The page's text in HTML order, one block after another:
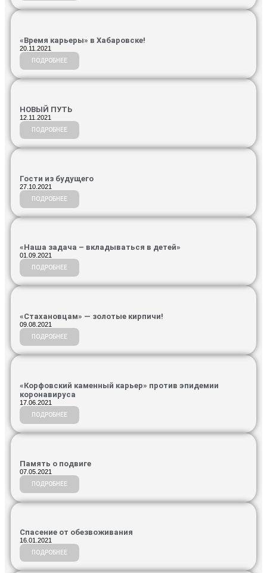
«Время карьеры» в Хабаровске!
20.11.2021
ПОДРОБНЕЕ
НОВЫЙ ПУТЬ
12.11.2021
ПОДРОБНЕЕ
Гости из будущего
27.10.2021
ПОДРОБНЕЕ
«Наша задача – вкладываться в детей»
01.09.2021
ПОДРОБНЕЕ
«Стахановцам» — золотые кирпичи!
09.08.2021
ПОДРОБНЕЕ
«Корфовский каменный карьер» против эпидемии
коронавируса
17.06.2021
ПОДРОБНЕЕ
Память о подвиге
07.05.2021
ПОДРОБНЕЕ
Спасение от обезвоживания
16.01.2021
ПОДРОБНЕЕ